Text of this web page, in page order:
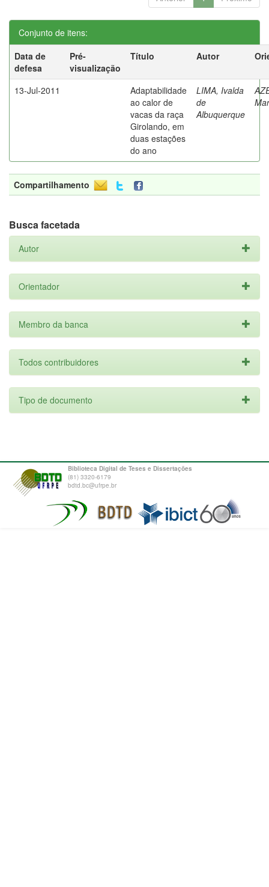
Conjunto de itens:
Data de
defesa
Pré-
visualização
Título Autor
13-Jul-2011
Adaptabilidade
ao calor de
vacas da raça
Girolando, em
duas estações
do ano
LIMA, Ivalda
de
Albuquerque
Compartilhamento
Busca facetada
Autor
Orientador
Membro da banca
Todos contribuidores
Tipo de documento
Biblioteca Digital de Teses e Dissertações
(81) 3320-6179
bdtd.bc@ufrpe.br